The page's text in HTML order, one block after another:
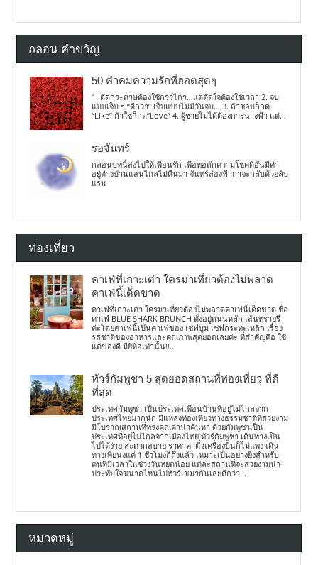
กลอน คำขวัญ
50 คำคมความรักที่ฮอตสุดๆ
1. ตัดกระดาษต้องใช้กรรไกร…แต่ตัดใจต้องใช้เวลา 2. จบ
แบบเจ็บ ๆ “ดีกว่า” เจ็บแบบไม่มีวันจบ… 3. ถ้าชอบก็กด
“Like” ถ้าใช่ก็กด”Love” 4. ผู้ชายไม่ได้ต้องการนางฟ้า แต่...
รอจันทร์
กลอนบทนี้ส่งไปให้เพื่อนรัก เพื่อทอถักความโชคดีอันมีค่า
อยู่ต่างบ้านแสนไกลไม่คืนมา จันทร์ส่องฟ้าฤาจะกลับด้วยลับ
แรม
ท่องเที่ยว
คาเฟ่ที่เกาะเต่า ใครมาเที่ยวต้องไม่พลาด
คาเฟ่นี้เด็ดขาด
คาเฟ่ที่เกาะเต่า ใครมาเที่ยวต้องไม่พลาดคาเฟ่นี้เด็ดขาด ชื่อ
คาเฟ่ BLUE SHARK BRUNCH ตั้งอยู่ถนนหลัก เส้นทรายรี
ค่ะโดยคาเฟ่นี้เป็นคาเฟ่ของ เชฟบูม เชฟกระทะเหล็ก เรื่อง
รสชาติของอาหารและคุณภาพสุดยอดเลยค่ะ ที่สำคัญคือ ใช้
แต่ของดี มียี่ห้อเท่านั้น!!...
ทัวร์กัมพูชา 5 สุดยอดสถานที่ท่องเที่ยว ที่ดี
ที่สุด
ประเทศกัมพูชา เป็นประเทศเพื่อนบ้านที่อยู่ไม่ไกลจาก
ประเทศไทยมากนัก มีแหล่งท่องเที่ยวทางธรรมชาติที่สวยงาม
มีโบราณสถานที่ทรงคุณค่าน่าค้นหา ด้วยกัมพูชาเป็น
ประเทศที่อยู่ไม่ไกลจากเมืองไทย ทัวร์กัมพูชา เดินทางเป็น
ไปได้ง่าย สะดวกสบาย ราคาค่าตั๋วเครื่องบินก็ไม่แพง เดิน
ทางเพียนงแค่ 1 ชั่วโมงก็ถึงแล้ว เหมาะเป็นอย่างยิ่งสำหรับ
คนที่มีเวลาในช่วงวันหยุดน้อย แต่ละสถานที่จะสวยงามน่า
ประทับใจขนาดไหนไปทัวร์เขมรกันเลยดีกว่า...
หมวดหมู่